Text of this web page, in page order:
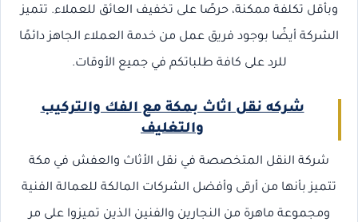
وبأقل تكلفة ممكنة، حرصًا على تخفيف العائق للعملاء. تتميز
الشركة أيضًا بوجود فريق عمل من خدمة العملاء الجاهز دائمًا
للرد على كافة طلباتكم في جميع الأوقات.
شركه نقل اثاث بمكة مع الفك والتركيب
والتغليف
شركة النقل المتخصصة في نقل الأثاث والعفش في مكة
تتميز بأنها من أرقى وأفضل الشركات المالكة للعمالة الفنية
ومجموعة ماهرة من النجارين والفنين الذين تميزوا على مر